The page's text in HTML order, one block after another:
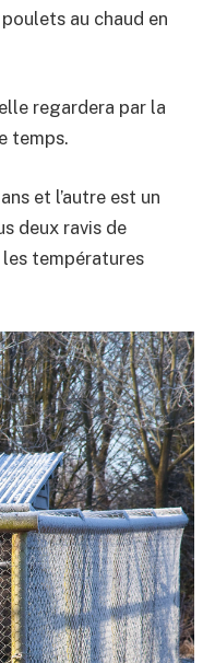
au chaud en
regardera par la
temps.
et l’autre est un
deux ravis de
températures